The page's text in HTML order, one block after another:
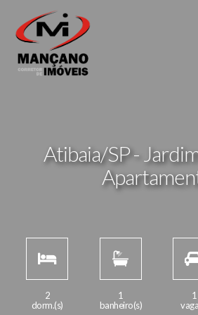
Atibaia/SP -
2
dorm.(s)
1
banheiro(s)
1